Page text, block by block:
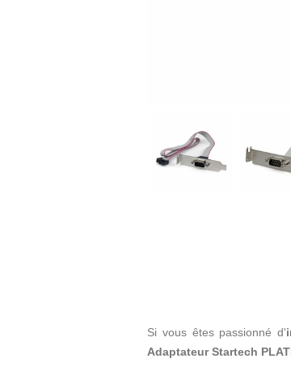
Si vous êtes passionné d'
Adaptateur Startech